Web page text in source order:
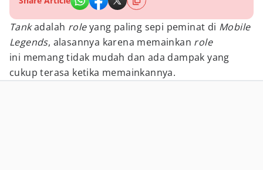
Tankadalah roleyang paling sepi peminat di Mobile
Legends, alasannya karena memainkan role
ini memang tidak mudah dan ada dampak yang
cukup terasa ketika memainkannya.